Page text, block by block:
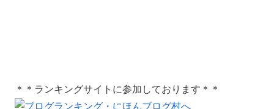
＊＊ランキングサイトに参加しております＊＊